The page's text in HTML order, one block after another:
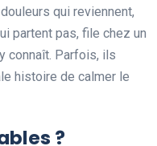
qui reviennent,
partent pas, file chez un
connaît. Parfois, ils
histoire de calmer le
?